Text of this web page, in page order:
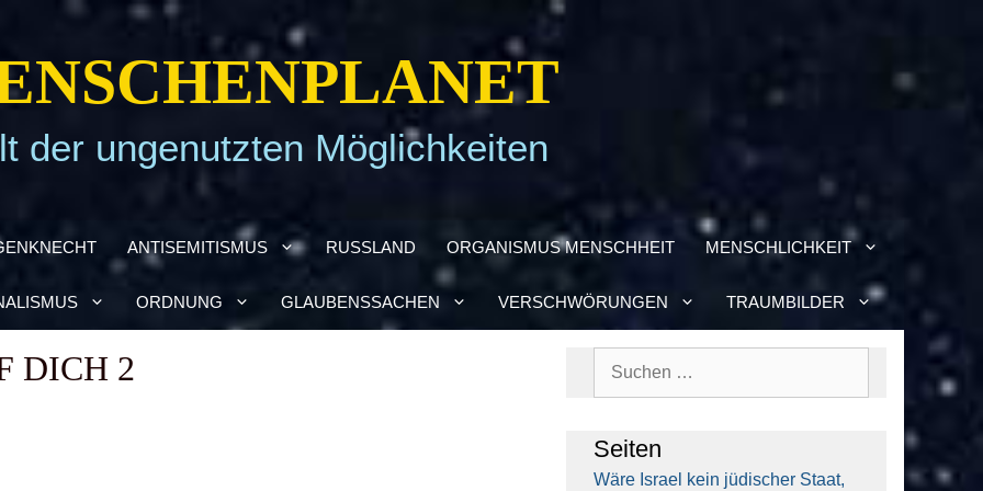
der ungenutzten Möglichkeiten
ANTI­SE­MI­TIS­MUS RUSS­LAND ORGA­NIS­MUS MENSCH­HEIT MENSCH­LICH­KEIT
ORD­NUNG GLAU­BENS­SA­CHEN VER­SCHWÖ­RUN­GEN TRAUM­BIL­DER
DICH 2
Sei­ten
Wäre Isra­el kein jüdi­scher Staat,